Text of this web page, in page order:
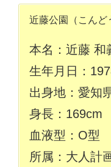
近藤公園（こんど
本名：近藤 和
生年月日：
出身地：愛知
身長：169cm
血液型：O型
所属：大人計